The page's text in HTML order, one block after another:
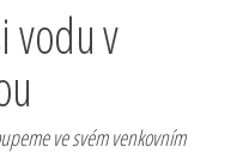
vodu v
ve svém venkovním